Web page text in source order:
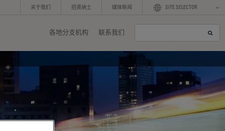
关于我们 招贤纳士 媒体新闻 SITE SELECTOR
各地分支机构 联系我们
S
e